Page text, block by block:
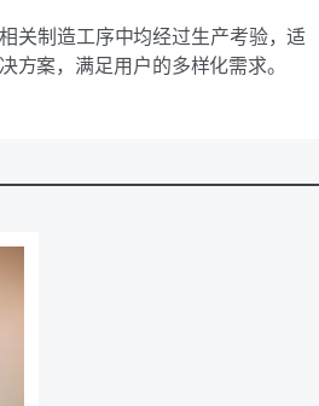
关制造工序中均经过生产考验，适
方案，满足用户的多样化需求。